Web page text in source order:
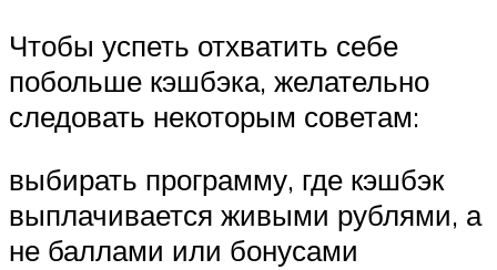
Чтобы успеть отхватить себе
побольше кэшбэка, желательно
следовать некоторым советам:
выбирать программу, где кэшбэк
выплачивается живыми рублями, а
не баллами или бонусами